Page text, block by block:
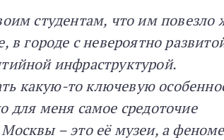
студентам, что им повезло
в городе с невероятно
инфраструктурой.
какую-то ключевую
для меня самое средоточие
– это её музеи, а